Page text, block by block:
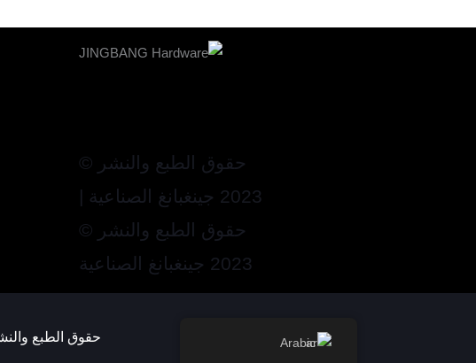
حقوق الطبع والنشر ©
2023 جينغبانغ الصناعية |
حقوق الطبع والنشر ©
2023 جينغبانغ الصناعية
حقوق الطبع والنشر © 2025 جينغبانغ الصناعية | مدعوم من Arabic